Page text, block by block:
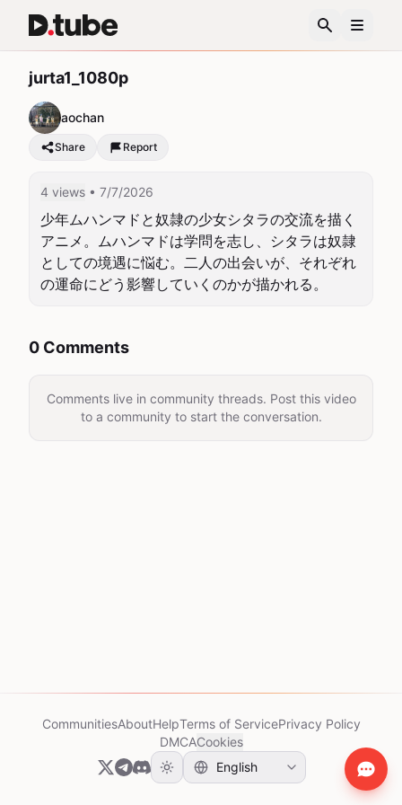
jurta1_1080p
aochan
Share Report
4 views • 7/7/2026
少年ムハンマドと奴隷の少女シタラの交流を描く
アニメ。ムハンマドは学問を志し、シタラは奴隷
としての境遇に悩む。二人の出会いが、それぞれ
の運命にどう影響していくのかが描かれる。
0 Comments
Comments live in community threads. Post this video
to a community to start the conversation.
CommunitiesAboutHelpTerms of ServicePrivacy Policy
DMCACookies